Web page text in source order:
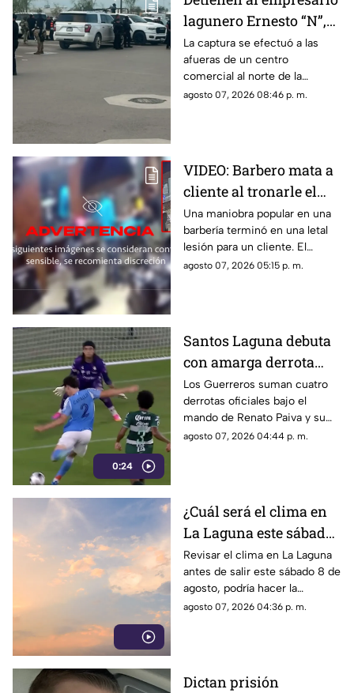
lagunero Ernesto “N”,
alias “El Güino”, tras
despliegue de
seguridad en Torreón
La captura se efectuó a las
afueras de un centro
comercial al norte de la
ciudad; le habrían asegurado
agosto 07, 2026 08:46 p. m.
VIDEO: Barbero mata a
cliente al tronarle el
cuello mientras le
cortaba el cabello
Una maniobra popular en una
barbería terminó en una letal
lesión para un cliente. El
momento quedó registrado
agosto 07, 2026 05:15 p. m.
0:24
Santos Laguna debuta
con amarga derrota
ante el New York City
en la Leagues Cup
Los Guerreros suman cuatro
derrotas oficiales bajo el
mando de Renato Paiva y su
próximo reto será ante el
agosto 07, 2026 04:44 p. m.
¿Cuál será el clima en
La Laguna este sábado
8 de agosto 2026?
Revisar el clima en La Laguna
antes de salir este sábado 8 de
agosto, podría hacer la
diferencia entre un día
agosto 07, 2026 04:36 p. m.
Dictan prisión